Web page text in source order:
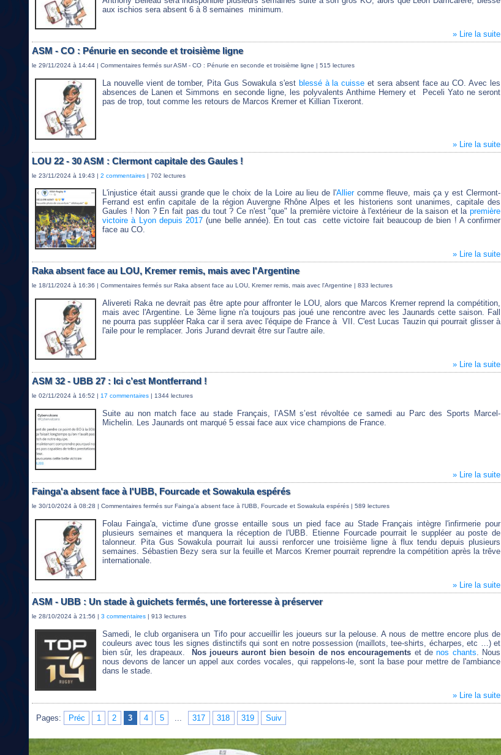
aux ischios sera absent 6 à 8 semaines minimum.
» Lire la suite
ASM - CO : Pénurie en seconde et troisième ligne
le 29/11/2024 à 14:44 | Commentaires fermés sur ASM - CO : Pénurie en seconde et troisième ligne | 515 lectures
La nouvelle vient de tomber, Pita Gus Sowakula s'est blessé à la cuisseet sera absent face au CO. Avec les
absences de Lanen et Simmons en seconde ligne, les polyvalents Anthime Hemery et Peceli Yato ne seront
pas de trop, tout comme les retours de Marcos Kremer et Killian Tixeront.
» Lire la suite
LOU 22 - 30 ASM : Clermont capitale des Gaules !
le 23/11/2024 à 19:43 | 2 commentaires | 702 lectures
L'injustice était aussi grande que le choix de la Loire au lieu de l'Alliercomme fleuve, mais ça y est Clermont-
Ferrand est enfin capitale de la région Auvergne Rhône Alpes et les historiens sont unanimes, capitale des
Gaules ! Non ? En fait pas du tout ? Ce n'est "que" la première victoire à l'extérieur de la saison et la première
victoire à Lyon depuis 2017 (une belle année). En tout cas cette victoire fait beaucoup de bien ! A confirmer
face au CO.
» Lire la suite
Raka absent face au LOU, Kremer remis, mais avec l'Argentine
le 18/11/2024 à 16:36 | Commentaires fermés sur Raka absent face au LOU, Kremer remis, mais avec l'Argentine | 833 lectures
Alivereti Raka ne devrait pas être apte pour affronter le LOU, alors que Marcos Kremer reprend la compétition,
mais avec l'Argentine. Le 3ème ligne n'a toujours pas joué une rencontre avec les Jaunards cette saison. Fall
ne pourra pas suppléer Raka car il sera avec l'équipe de France à VII. C'est Lucas Tauzin qui pourrait glisser à
l'aile pour le remplacer. Joris Jurand devrait être sur l'autre aile.
» Lire la suite
ASM 32 - UBB 27 : Ici c’est Montferrand !
le 02/11/2024 à 16:52 | 17 commentaires | 1344 lectures
Suite au non match face au stade Français, l’ASM s’est révoltée ce samedi au Parc des Sports Marcel-
Michelin. Les Jaunards ont marqué 5 essai face aux vice champions de France.
» Lire la suite
Fainga'a absent face à l'UBB, Fourcade et Sowakula espérés
le 30/10/2024 à 08:28 | Commentaires fermés sur Fainga'a absent face à l'UBB, Fourcade et Sowakula espérés | 589 lectures
Folau Fainga'a, victime d'une grosse entaille sous un pied face au Stade Français intègre l'infirmerie pour
plusieurs semaines et manquera la réception de l'UBB. Etienne Fourcade pourrait le suppléer au poste de
talonneur. Pita Gus Sowakula pourrait lui aussi renforcer une troisième ligne à flux tendu depuis plusieurs
semaines. Sébastien Bezy sera sur la feuille et Marcos Kremer pourrait reprendre la compétition après la trêve
internationale.
» Lire la suite
ASM - UBB : Un stade à guichets fermés, une forteresse à préserver
le 28/10/2024 à 21:56 | 3 commentaires | 913 lectures
Samedi, le club organisera un Tifo pour accueillir les joueurs sur la pelouse. A nous de mettre encore plus de
couleurs avec tous les signes distinctifs qui sont en notre possession (maillots, tee-shirts, écharpes, etc …) et
bien sûr, les drapeaux. Nos joueurs auront bien besoin de nos encouragements et denos chants . Nous
nous devons de lancer un appel aux cordes vocales, qui rappelons-le, sont la base pour mettre de l'ambiance
dans le stade.
» Lire la suite
Pages: Préc 1 2 3 4 5 ... 317 318 319 Suiv